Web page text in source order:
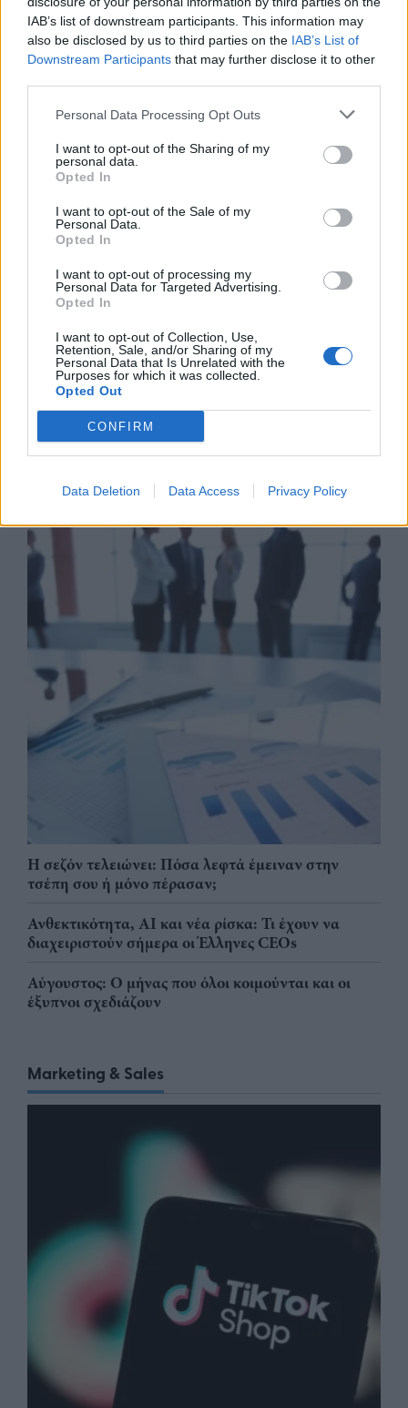
IAB’s list of downstream participants. This information may
also be disclosed by us to third parties on the IAB’s List of
Downstream Participants that may further disclose it to other
Personal Data Processing Opt Outs
I want to opt-out of the Sharing of my
personal data.
Opted In
I want to opt-out of the Sale of my
Personal Data.
Opted In
I want to opt-out of processing my
Personal Data for Targeted Advertising.
Opted In
I want to opt-out of Collection, Use,
Retention, Sale, and/or Sharing of my
Personal Data that Is Unrelated with the
Purposes for which it was collected.
Opted Out
CONFIRM
Data Deletion Data Access Privacy Policy
04/08/26|13:24
ΕΚΤ: Η τεχνητή νοημοσύνη έχει
υιοθετηθεί από 7 στις 10
03/08/26 12:52
GRDCA
30/07/26|17:22
Business Know-how
Η σεζόν τελειώνει: Πόσα λεφτά έμειναν στην
τσέπη σου ή μόνο πέρασαν;
Ανθεκτικότητα, AI και νέα ρίσκα: Τι έχουν να
διαχειριστούν σήμερα οι Έλληνες CEOs
Αύγουστος: Ο μήνας που όλοι κοιμούνται και οι
έξυπνοι σχεδιάζουν
Marketing & Sales